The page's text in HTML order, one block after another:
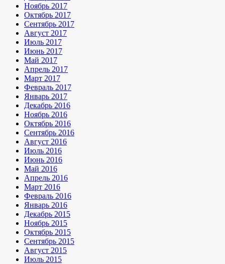
Ноябрь 2017
Октябрь 2017
Сентябрь 2017
Август 2017
Июль 2017
Июнь 2017
Май 2017
Апрель 2017
Март 2017
Февраль 2017
Январь 2017
Декабрь 2016
Ноябрь 2016
Октябрь 2016
Сентябрь 2016
Август 2016
Июль 2016
Июнь 2016
Май 2016
Апрель 2016
Март 2016
Февраль 2016
Январь 2016
Декабрь 2015
Ноябрь 2015
Октябрь 2015
Сентябрь 2015
Август 2015
Июль 2015